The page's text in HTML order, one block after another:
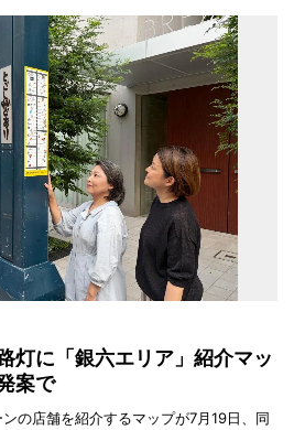
灯に「銀六エリア」紹介マッ
案で
の店舗を紹介するマップが7月19日、同